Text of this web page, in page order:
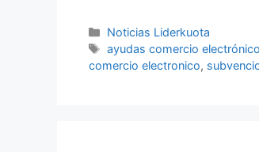
Categorías
Noticias Liderkuota
Etiquetas
ayudas comercio electrónico
comercio electronico,